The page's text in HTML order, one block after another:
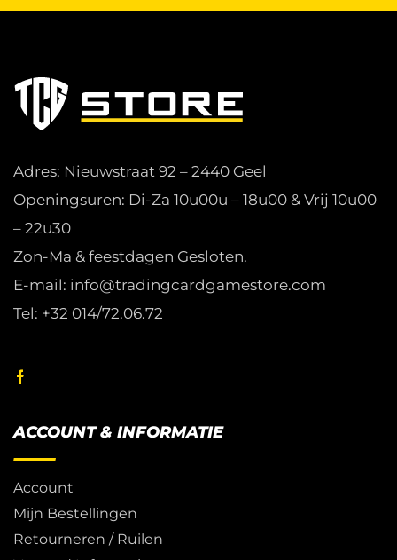
Adres: Nieuwstraat 92 – 2440 Geel
Openingsuren: Di-Za 10u00u – 18u00 & Vrij 10u00
– 22u30
Zon-Ma & feestdagen Gesloten.
E-mail: info@tradingcardgamestore.com
Tel: +32 014/72.06.72
ACCOUNT & INFORMATIE
Account
Mijn Bestellingen
Retourneren / Ruilen